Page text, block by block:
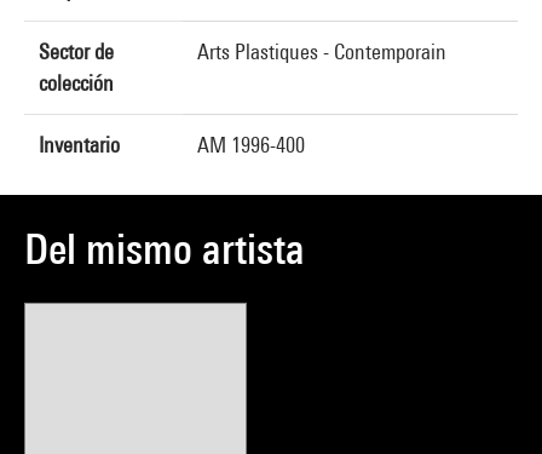
Sector de
colección
Arts Plastiques - Contemporain
Inventario AM 1996-400
Del mismo artista